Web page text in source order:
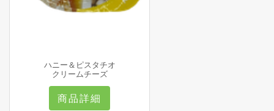
ハニー＆ピスタチオ
クリームチーズ
商品詳細